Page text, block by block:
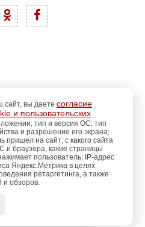
сайт, вы даете согласие
и пользовательских
тип и версия ОС; тип
и разрешение его экрана;
пришел на сайт; с какого сайта
и браузера; какие страницы
пользователь; IP-адрес
Яндекс.Метрика в целях
ретаргетинга, а также
и обзоров.
для